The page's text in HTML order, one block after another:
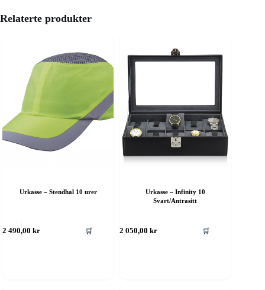
Relaterte produkter
Urkasse – Stendhal 10 urer
2 490,00kr 🛒
Urkasse – Infinity 10
Svart/Antrasitt
2 050,00kr 🛒